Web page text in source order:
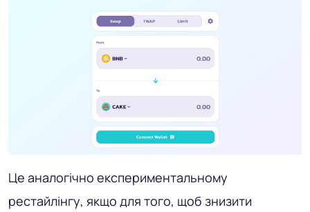
Це аналогічно експериментальному
рестайлінгу, якщо для того, щоб знизити